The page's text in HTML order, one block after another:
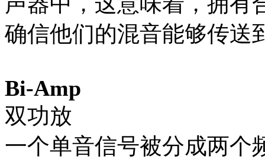
确信他们的混音能够传送
Bi-Amp
双功放
一个单音信号被分成两个